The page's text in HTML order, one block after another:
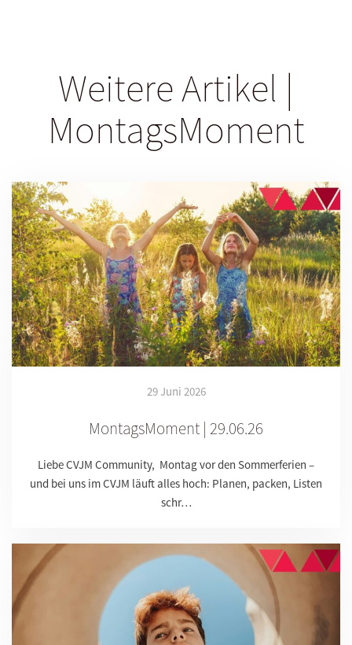
Weitere Artikel |
MontagsMoment
29 Juni 2026
MontagsMoment | 29.06.26
Liebe CVJM Community, Montag vor den Sommerferien –
und bei uns im CVJM läuft alles hoch: Planen, packen, Listen
schr…